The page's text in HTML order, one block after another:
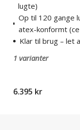
lugte)
Op til 120 gange
atex-konformt
Klar til brug – let
1 varianter
6.395 kr